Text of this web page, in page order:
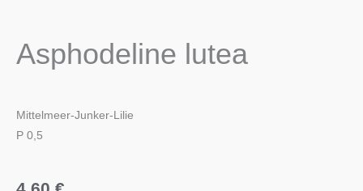
Asphodeline lutea
Mittelmeer-Junker-Lilie
P 0,5